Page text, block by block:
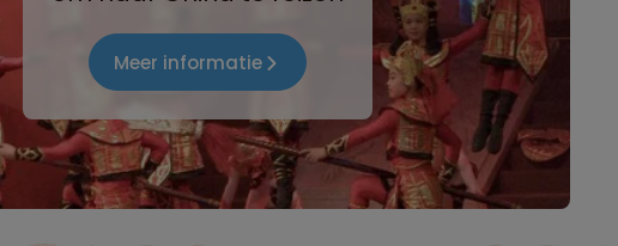
Meer informatie